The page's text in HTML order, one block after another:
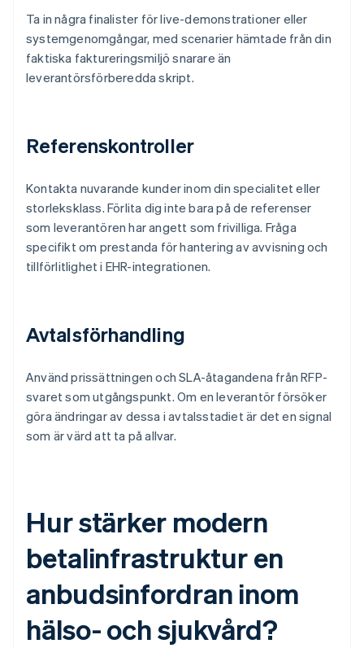
Ta in några finalister för live-demonstrationer eller
systemgenomgångar, med scenarier hämtade från din
faktiska faktureringsmiljö snarare än
leverantörsförberedda skript.
Referenskontroller
Kontakta nuvarande kunder inom din specialitet eller
storleksklass. Förlita dig inte bara på de referenser
som leverantören har angett som frivilliga. Fråga
specifikt om prestanda för hantering av avvisning och
tillförlitlighet i EHR-integrationen.
Avtalsförhandling
Använd prissättningen och SLA-åtagandena från RFP-
svaret som utgångspunkt. Om en leverantör försöker
göra ändringar av dessa i avtalsstadiet är det en signal
som är värd att ta på allvar.
Hur stärker modern
betalinfrastruktur en
anbudsinfordran inom
hälso- och sjukvård?